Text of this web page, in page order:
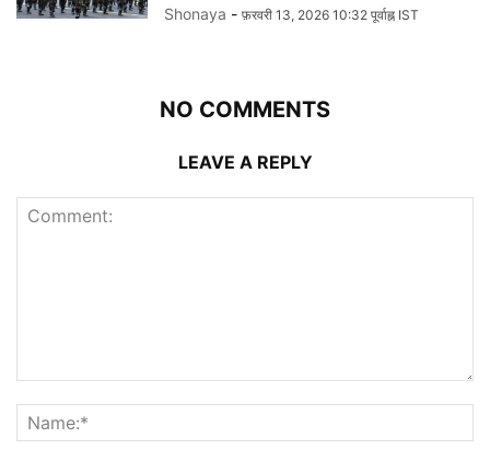
Shonaya - फ़रवरी 13, 2026 10:32 पूर्वाह्न IST
NO COMMENTS
LEAVE A REPLY